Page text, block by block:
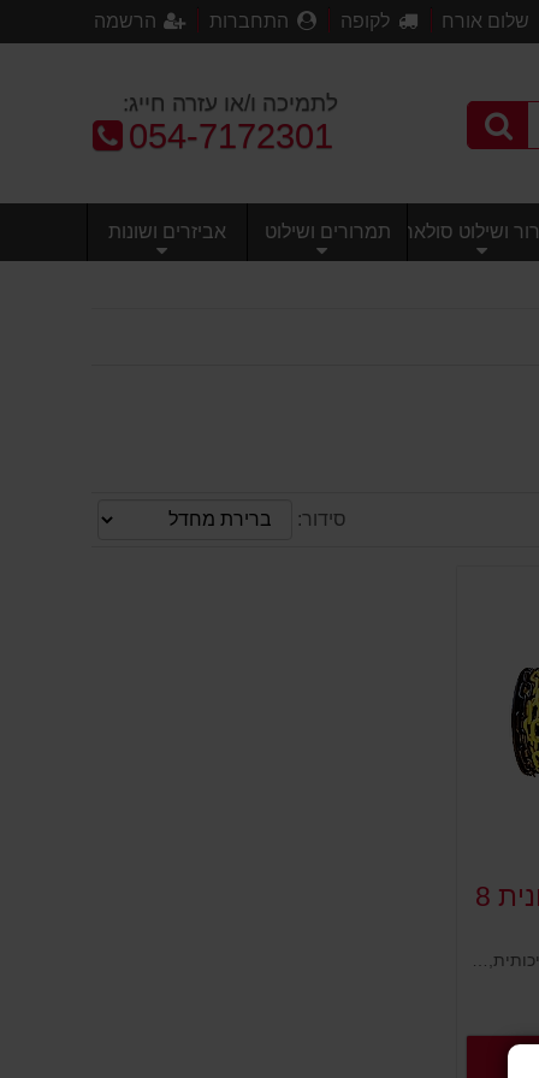
שלום אורח לקופה התחברות הרשמה
לתמיכה ו/או עזרה חייג:
טלפון:
054-7172301
ושילוט סולארי תמרורים ושילוט אביזרים ושונות
סידור:
שרשרת פלסטיק צבעונית 8
שרשרת פלסטיק צבעונית עמידה ואיכותית, מותאמת לשימוש בכבישים או עם קהל במבני ציבור. נועדה ליצירת מתחם רצוף בין עמודים ניידים או קונוסים. יש להשחיל אותה בפתחים העליונים בקצה העמודים וליצור אזור סגור ולמנוע כניסת גורמים לא רצויים. בולטת בזכות צבעי אזהרה.
פרטים נוספים